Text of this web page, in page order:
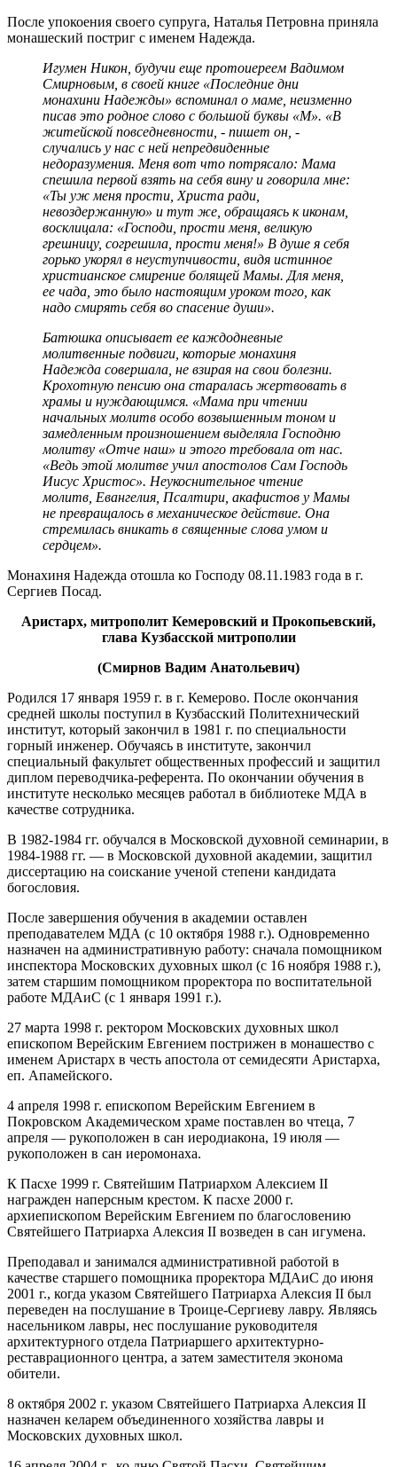
После упокоения своего супруга, Наталья Петровна приняла
монашеский постриг с именем Надежда.
Игумен Никон, будучи еще протоиереем Вадимом
Смирновым, в своей книге «Последние дни
монахини Надежды» вспоминал о маме, неизменно
писав это родное слово с большой буквы «М». «В
житейской повседневности, - пишет он, -
случались у нас с ней непредвиденные
недоразумения. Меня вот что потрясало: Мама
спешила первой взять на себя вину и говорила мне:
«Ты уж меня прости, Христа ради,
невоздержанную» и тут же, обращаясь к иконам,
восклицала: «Господи, прости меня, великую
грешницу, согрешила, прости меня!» В душе я себя
горько укорял в неуступчивости, видя истинное
христианское смирение болящей Мамы. Для меня,
ее чада, это было настоящим уроком того, как
надо смирять себя во спасение души».
Батюшка описывает ее каждодневные
молитвенные подвиги, которые монахиня
Надежда совершала, не взирая на свои болезни.
Крохотную пенсию она старалась жертвовать в
храмы и нуждающимся. «Мама при чтении
начальных молитв особо возвышенным тоном и
замедленным произношением выделяла Господню
молитву «Отче наш» и этого требовала от нас.
«Ведь этой молитве учил апостолов Сам Господь
Иисус Христос». Неукоснительное чтение
молитв, Евангелия, Псалтири, акафистов у Мамы
не превращалось в механическое действие. Она
стремилась вникать в священные слова умом и
сердцем».
Монахиня Надежда отошла ко Господу 08.11.1983 года в г.
Сергиев Посад.
Аристарх, митрополит Кемеровский и Прокопьевский,
глава Кузбасской митрополии
(Смирнов Вадим Анатольевич)
Родился 17 января 1959 г. в г. Кемерово. После окончания
средней школы поступил в Кузбасский Политехнический
институт, который закончил в 1981 г. по специальности
горный инженер. Обучаясь в институте, закончил
специальный факультет общественных профессий и защитил
диплом переводчика-референта. По окончании обучения в
институте несколько месяцев работал в библиотеке МДА в
качестве сотрудника.
В 1982-1984 гг. обучался в Московской духовной семинарии, в
1984-1988 гг. — в Московской духовной академии, защитил
диссертацию на соискание ученой степени кандидата
богословия.
После завершения обучения в академии оставлен
преподавателем МДА (с 10 октября 1988 г.). Одновременно
назначен на административную работу: сначала помощником
инспектора Московских духовных школ (с 16 ноября 1988 г.),
затем старшим помощником проректора по воспитательной
работе МДАиС (с 1 января 1991 г.).
27 марта 1998 г. ректором Московских духовных школ
епископом Верейским Евгением пострижен в монашество с
именем Аристарх в честь апостола от семидесяти Аристарха,
еп. Апамейского.
4 апреля 1998 г. епископом Верейским Евгением в
Покровском Академическом храме поставлен во чтеца, 7
апреля — рукоположен в сан иеродиакона, 19 июля —
рукоположен в сан иеромонаха.
К Пасхе 1999 г. Святейшим Патриархом Алексием II
награжден наперсным крестом. К пасхе 2000 г.
архиепископом Верейским Евгением по благословению
Святейшего Патриарха Алексия II возведен в сан игумена.
Преподавал и занимался административной работой в
качестве старшего помощника проректора МДАиС до июня
2001 г., когда указом Святейшего Патриарха Алексия II был
переведен на послушание в Троице-Сергиеву лавру. Являясь
насельником лавры, нес послушание руководителя
архитектурного отдела Патриаршего архитектурно-
реставрационного центра, а затем заместителя эконома
обители.
8 октября 2002 г. указом Святейшего Патриарха Алексия II
назначен келарем объединенного хозяйства лавры и
Московских духовных школ.